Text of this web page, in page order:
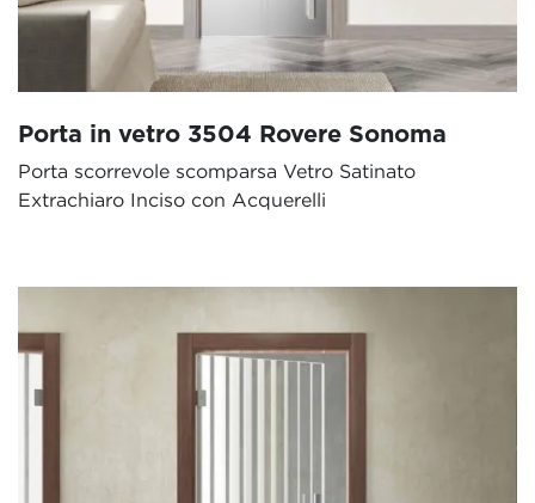
Porta in vetro 3504 Rovere Sonoma
Porta scorrevole scomparsa Vetro Satinato
Extrachiaro Inciso con Acquerelli